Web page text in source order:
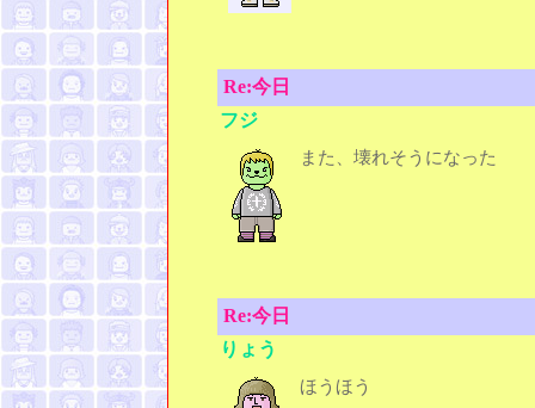
Re:今日
フジ
また、壊れそうになった
Re:今日
りょう
ほうほう